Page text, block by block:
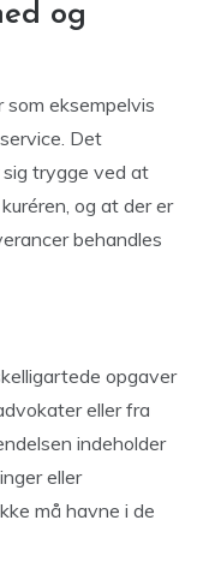
og
eksempelvis
Det
trygge ved at
og at der er
behandles
opgaver
eller fra
indeholder
eller
må havne i de